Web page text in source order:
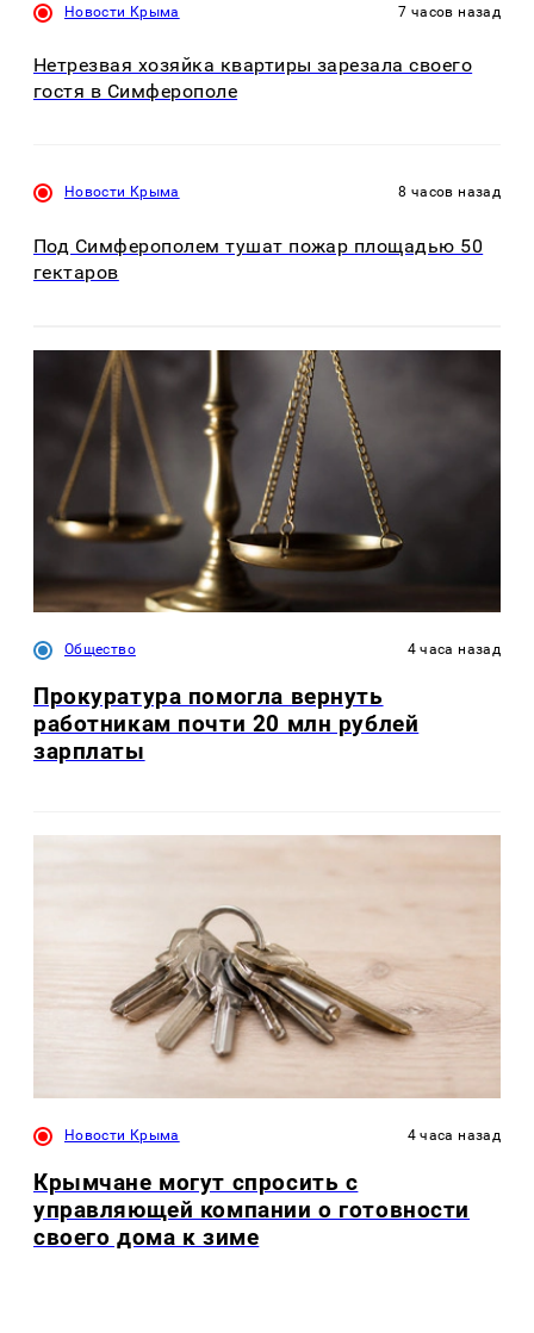
Новости Крыма 7 часов назад
Нетрезвая хозяйка квартиры зарезала своего
гостя в Симферополе
Новости Крыма 8 часов назад
Под Симферополем тушат пожар площадью 50
гектаров
Общество 4 часа назад
Прокуратура помогла вернуть
работникам почти 20 млн рублей
зарплаты
Новости Крыма 4 часа назад
Крымчане могут спросить с
управляющей компании о готовности
своего дома к зиме